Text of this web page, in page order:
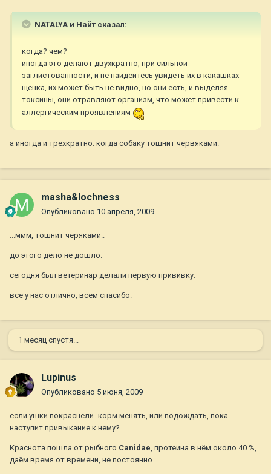
NATALYA и Найт сказал:
когда? чем?
иногда это делают двухкратно, при сильной
заглистованности, и не найдейтесь увидеть их в какашках
щенка, их может быть не видно, но они есть, и выделяя
токсины, они отравляют организм, что может привести к
аллергическим проявлениям
а иногда и трехкратно. когда собаку тошнит червяками.
masha&lochness
Опубликовано 10 апреля, 2009
...ммм, тошнит черяками..
до этого дело не дошло.
сегодня был ветеринар делали первую прививку.
все у нас отлично, всем спасибо.
1 месяц спустя...
Lupinus
Опубликовано 5 июня, 2009
если ушки покраснели- корм менять, или подождать, пока
наступит привыкание к нему?
Краснота пошла от рыбного Canidae, протеина в нём около 40 %,
даём время от времени, не постоянно.